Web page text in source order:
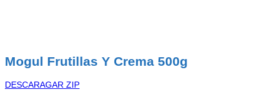
Mogul Frutillas Y Crema 500g
DESCARAGAR ZIP